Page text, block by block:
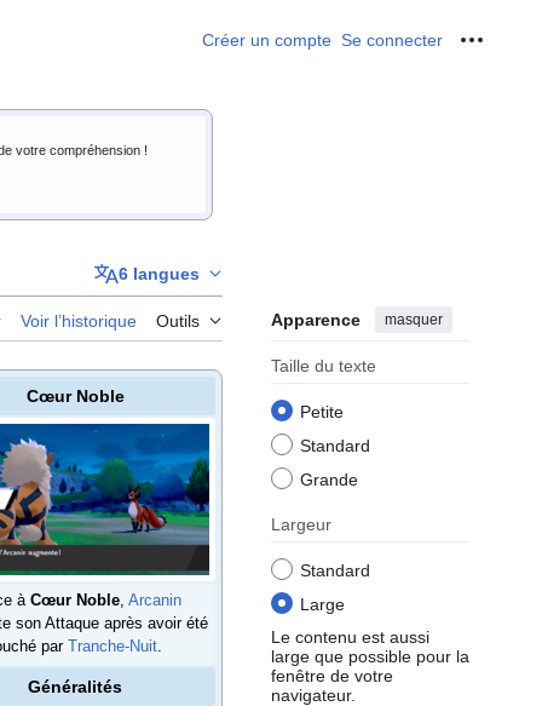
Créer un compte Se connecter Outils
votre compréhension !
6 langues
Voir l’historique Outils Apparence masquer
Taille du texte
Petite
Standard
Grande
Largeur
Standard
Large
Le contenu est aussi
large que possible pour la
fenêtre de votre
navigateur.
Cœur Noble
à Cœur Noble, Arcanin
son Attaque après avoir été
par
Tranche-Nuit.
Généralités